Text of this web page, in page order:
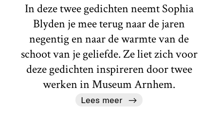
In deze twee gedichten neemt Sophia
Blyden je mee terug naar de jaren
negentig en naar de warmte van de
schoot van je geliefde. Ze liet zich voor
deze gedichten inspireren door twee
werken in Museum Arnhem.
Lees meer